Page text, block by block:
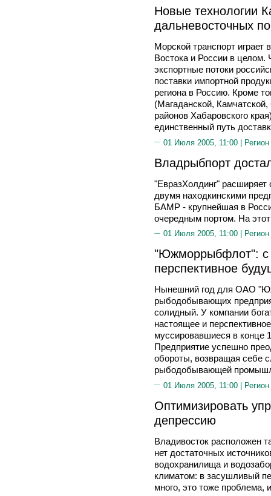
Новые технологии
дальневосточных
Морской транспорт играет
Востока и России в целом.
экспортные потоки
поставки импортной
региона в Россию. Кроме
(Магаданской,
районов Хабаровского
единственный путь
01 Июля 2005, 11:00 |
Владрыбпорт
"ЕвразХолдинг"
двумя находкинскими
БАМР - крупнейшая в
очередным портом. На
01 Июля 2005, 11:00 |
"Южморрыбфлот": с
перспективное
Нынешний год для ОАО
рыбодобывающих
солидный. У компании
настоящее и
муссировавшиеся в конце
Предприятие успешно
обороты, возвращая себе
рыбодобывающей
01 Июля 2005, 11:00 |
Оптимизировать
депрессию
Владивосток расположен
нет достаточных
водохранилища и
климатом: в засушливый
много, это тоже проблема,